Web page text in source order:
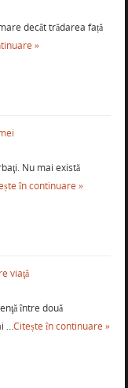
decât trădarea față
»
Nu mai există
în continuare »
viaţă
între două
…Citește în continuare »